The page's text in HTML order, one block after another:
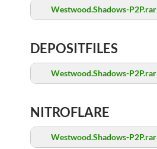
Westwood.Shadows-P2P.rar
DEPOSITFILES
Westwood.Shadows-P2P.rar
NITROFLARE
Westwood.Shadows-P2P.rar